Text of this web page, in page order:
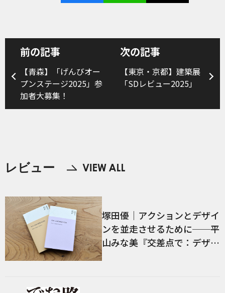
前の記事
【青森】「げんびオー
プンステージ2025」参
加者大募集！
次の記事
【東京・京都】建築展
「SDレビュー2025」
レビュー
塚田優｜アクションとデザイ
ンを並走させるために──平
山みな美『交差点で：デザイ
ン、言語、経験』／前編